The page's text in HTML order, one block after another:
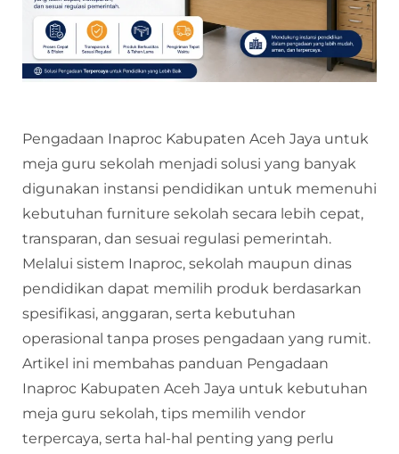
Pengadaan Inaproc Kabupaten Aceh Jaya untuk
meja guru sekolah menjadi solusi yang banyak
digunakan instansi pendidikan untuk memenuhi
kebutuhan furniture sekolah secara lebih cepat,
transparan, dan sesuai regulasi pemerintah.
Melalui sistem Inaproc, sekolah maupun dinas
pendidikan dapat memilih produk berdasarkan
spesifikasi, anggaran, serta kebutuhan
operasional tanpa proses pengadaan yang rumit.
Artikel ini membahas panduan Pengadaan
Inaproc Kabupaten Aceh Jaya untuk kebutuhan
meja guru sekolah, tips memilih vendor
terpercaya, serta hal-hal penting yang perlu